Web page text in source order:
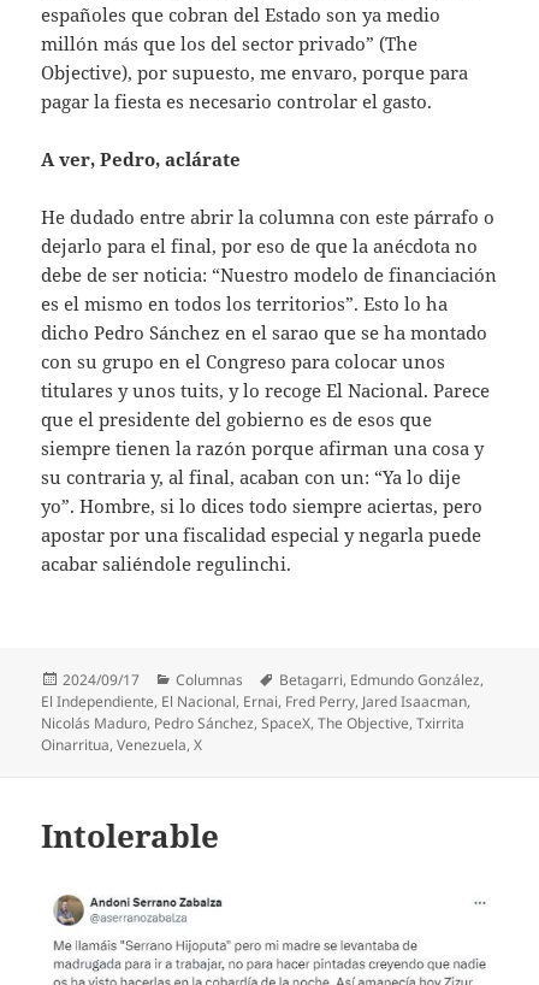
españoles que cobran del Estado son ya medio
millón más que los del sector privado” (The
Objective), por supuesto, me envaro, porque para
pagar la fiesta es necesario controlar el gasto.
A ver, Pedro, aclárate
He dudado entre abrir la columna con este párrafo o
dejarlo para el final, por eso de que la anécdota no
debe de ser noticia: “Nuestro modelo de financiación
es el mismo en todos los territorios”. Esto lo ha
dicho Pedro Sánchez en el sarao que se ha montado
con su grupo en el Congreso para colocar unos
titulares y unos tuits, y lo recoge El Nacional. Parece
que el presidente del gobierno es de esos que
siempre tienen la razón porque afirman una cosa y
su contraria y, al final, acaban con un: “Ya lo dije
yo”. Hombre, si lo dices todo siempre aciertas, pero
apostar por una fiscalidad especial y negarla puede
acabar saliéndole regulinchi.
Publicado
el
2024/09/17 Categorías
Columnas Etiquetas
Betagarri, Edmundo González,
El Independiente, El Nacional, Ernai, Fred Perry, Jared Isaacman,
Nicolás Maduro, Pedro Sánchez,SpaceX,The Objective,Txirrita
Oinarritua,Venezuela,X
Intolerable